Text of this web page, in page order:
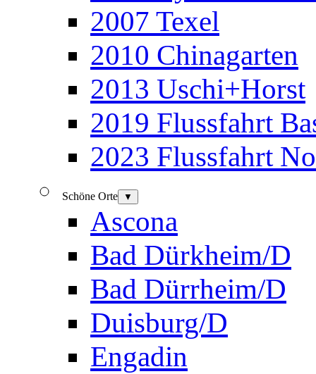
2007 Texel
2010 Chinagarten
2013 Uschi+Horst
2019 Flussfahrt
2023 Flussfahrt
Schöne Orte ▼
Ascona
Bad Dürkheim/D
Bad Dürrheim/D
Duisburg/D
Engadin